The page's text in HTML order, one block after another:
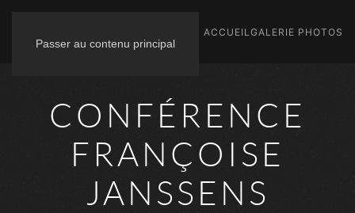
Passer au contenu principal
ACCUEIL GALERIE PHOTOS
CONFÉRENCE
FRANÇOISE
JANSSENS